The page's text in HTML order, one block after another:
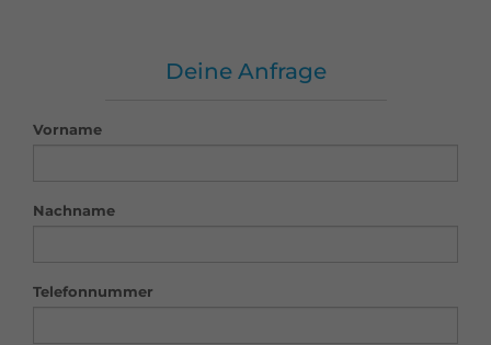
Deine Anfrage
Vorname
Nachname
Telefonnummer